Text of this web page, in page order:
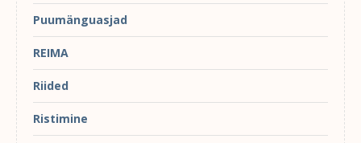
Puumänguasjad
REIMA
Riided
Ristimine